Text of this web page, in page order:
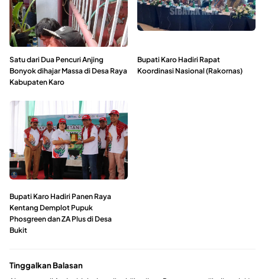
Satu dari Dua Pencuri Anjing
Bonyok dihajar Massa di Desa Raya
Kabupaten Karo
Bupati Karo Hadiri Rapat
Koordinasi Nasional (Rakornas)
Bupati Karo Hadiri Panen Raya
Kentang Demplot Pupuk
Phosgreen dan ZA Plus di Desa
Bukit
Tinggalkan Balasan